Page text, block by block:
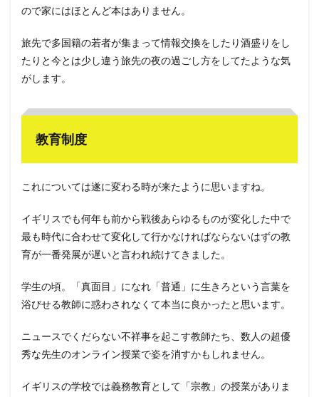
ので家にはほとんど本はありません。
旅先で多国籍の若者が集まって情報交換をしたり酒盛りをし
たりと今とは少し違う旅先の夜の過ごし方をしてたような気
がします。
教育制度
これについては遂に変わる時が来たように思いますね。
イギリスでも何年も前から戦後あらゆるものが変化した中で
最も時代に合わせて変化して行かなければならないはずの教
育が一番発展が遅いと言われ続けてきました。
学生の頃。「真面目」になれ「普通」に生きろという言葉を
浴びせる教師に惑わされなくて本当に良かったと思います。
ニュースでくだらない不祥事を起こす教師たち、数人の超優
秀な先生のオンライン授業で姿を消すかもしれません。
イギリスの学校では義務教育として「宗教」の授業がありま